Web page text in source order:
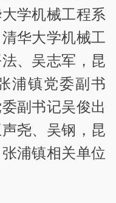
学机械工程系
华大学机械工
、吴志军，昆
浦镇党委副书
副书记吴俊出
尧、吴钢，昆
浦镇相关单位